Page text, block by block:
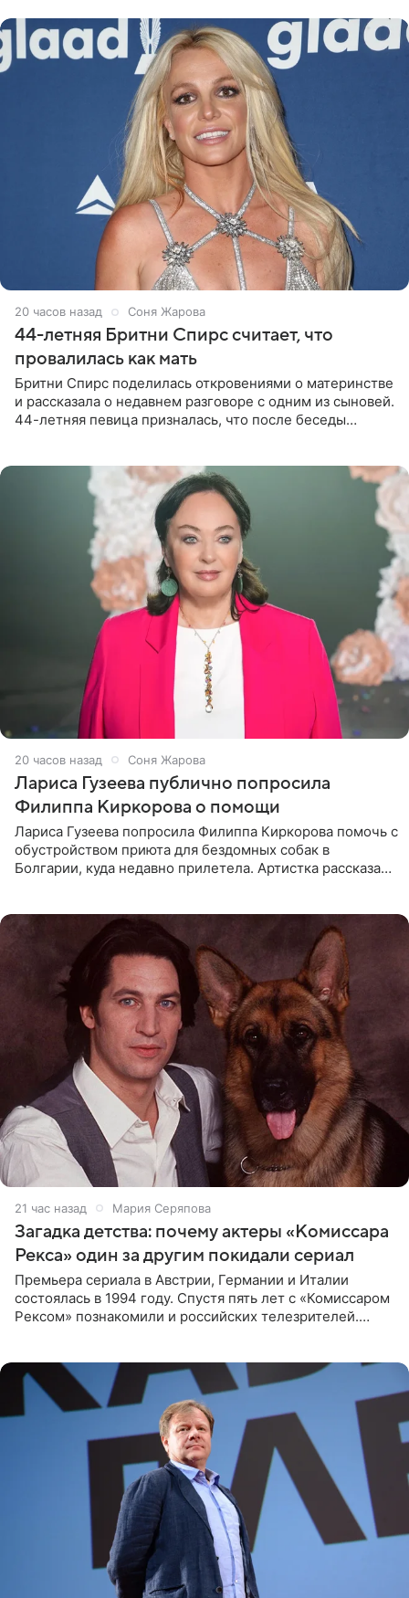
20 часов назад Соня Жарова
44-летняя Бритни Спирс считает, что
провалилась как мать
Бритни Спирс поделилась откровениями о материнстве
и рассказала о недавнем разговоре с одним из сыновей.
44-летняя певица призналась, что после беседы
20 часов назад Соня Жарова
Лариса Гузеева публично попросила
Филиппа Киркорова о помощи
Лариса Гузеева попросила Филиппа Киркорова помочь с
обустройством приюта для бездомных собак в
Болгарии, куда недавно прилетела. Артистка рассказала
21 час назад Мария Серяпова
Загадка детства: почему актеры «Комиссара
Рекса» один за другим покидали сериал
Премьера сериала в Австрии, Германии и Италии
состоялась в 1994 году. Спустя пять лет с «Комиссаром
Рексом» познакомили и российских телезрителей.